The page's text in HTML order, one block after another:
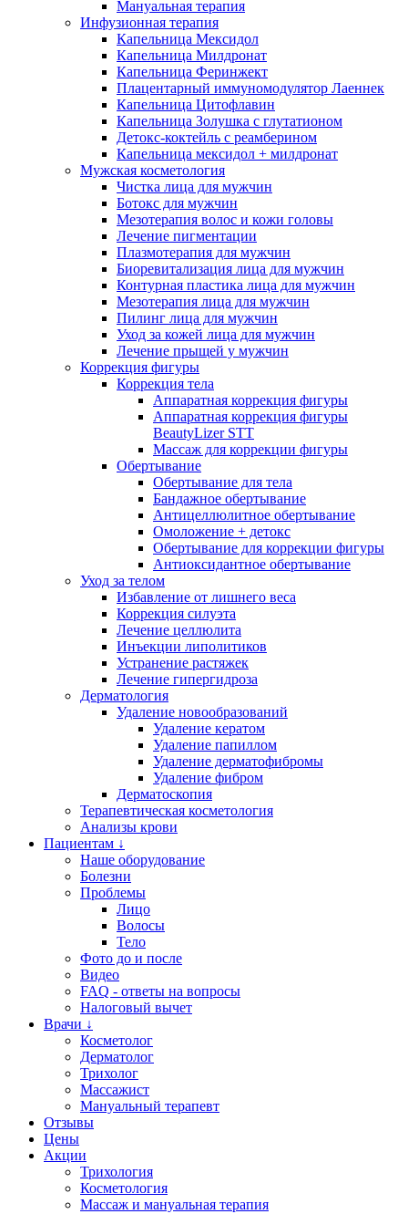
Мануальная терапия
Инфузионная терапия
Капельница Мексидол
Капельница Милдронат
Капельница Феринжект
Плацентарный иммуномодулятор Лаеннек
Капельница Цитофлавин
Капельница Золушка с глутатионом
Детокс-коктейль с реамберином
Капельница мексидол + милдронат
Мужская косметология
Чистка лица для мужчин
Ботокс для мужчин
Мезотерапия волос и кожи головы
Лечение пигментации
Плазмотерапия для мужчин
Биоревитализация лица для мужчин
Контурная пластика лица для мужчин
Мезотерапия лица для мужчин
Пилинг лица для мужчин
Уход за кожей лица для мужчин
Лечение прыщей у мужчин
Коррекция фигуры
Коррекция тела
Аппаратная коррекция фигуры
Аппаратная коррекция фигуры
BeautyLizer STT
Массаж для коррекции фигуры
Обертывание
Обертывание для тела
Бандажное обертывание
Антицеллюлитное обертывание
Омоложение + детокс
Обертывание для коррекции фигуры
Антиоксидантное обертывание
Уход за телом
Избавление от лишнего веса
Коррекция силуэта
Лечение целлюлита
Инъекции липолитиков
Устранение растяжек
Лечение гипергидроза
Дерматология
Удаление новообразований
Удаление кератом
Удаление папиллом
Удаление дерматофибромы
Удаление фибром
Дерматоскопия
Терапевтическая косметология
Анализы крови
Пациентам ↓
Наше оборудование
Болезни
Проблемы
Лицо
Волосы
Тело
Фото до и после
Видео
FAQ - ответы на вопросы
Налоговый вычет
Врачи ↓
Косметолог
Дерматолог
Трихолог
Массажист
Мануальный терапевт
Отзывы
Цены
Акции
Трихология
Косметология
Массаж и мануальная терапия